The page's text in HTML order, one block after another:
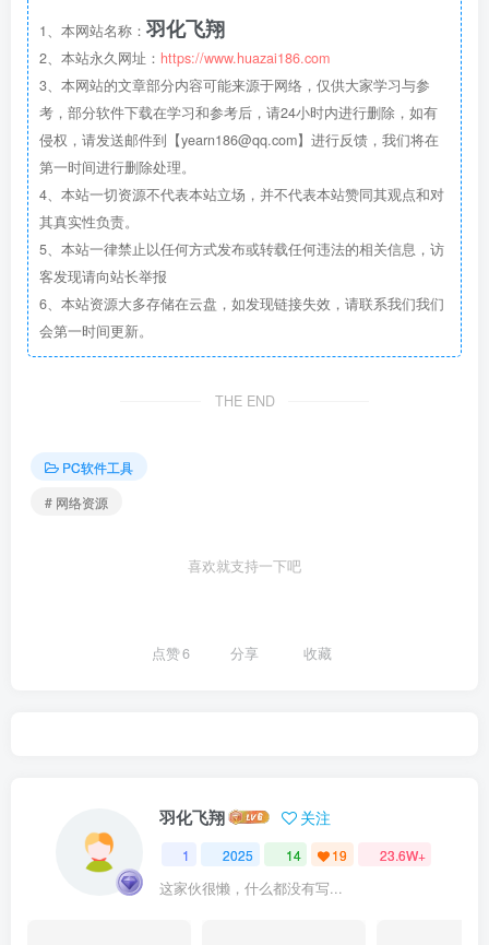
1、本网站名称： 羽化飞翔
2、本站永久网址： https://www.huazai186.com
3、本网站的文章部分内容可能来源于网络，仅供大家学习与参
考，部分软件下载在学习和参考后，请24小时内进行删除，如有
侵权，请发送邮件到【yearn186@qq.com】进行反馈，我们将在
第一时间进行删除处理。
4、本站一切资源不代表本站立场，并不代表本站赞同其观点和对
其真实性负责。
5、本站一律禁止以任何方式发布或转载任何违法的相关信息，访
客发现请向站长举报
6、本站资源大多存储在云盘，如发现链接失效，请联系我们我们
会第一时间更新。
THE END
PC软件工具
# 网络资源
喜欢就支持一下吧
点赞6 分享 收藏
羽化飞翔 关注
1 2025 14 19 23.6W+
这家伙很懒，什么都没有写...